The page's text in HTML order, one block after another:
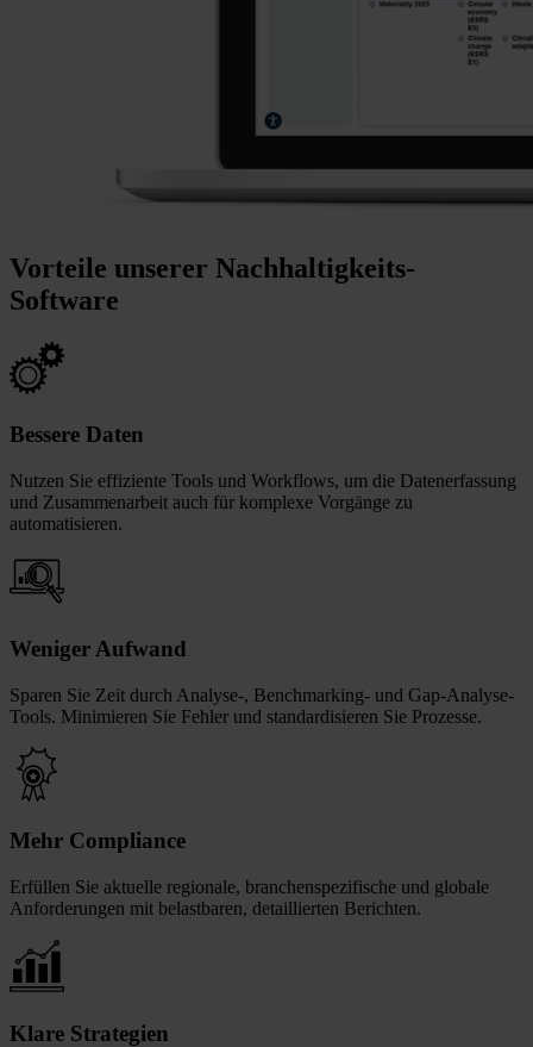
Vorteile unserer Nachhaltigkeits-
Software
Bessere Daten
Nutzen Sie effiziente Tools und Workflows, um die Datenerfassung
und Zusammenarbeit auch für komplexe Vorgänge zu
automatisieren.
Weniger Aufwand
Sparen Sie Zeit durch Analyse-, Benchmarking- und Gap-Analyse-
Tools. Minimieren Sie Fehler und standardisieren Sie Prozesse.
Mehr Compliance
Erfüllen Sie aktuelle regionale, branchenspezifische und globale
Anforderungen mit belastbaren, detaillierten Berichten.
Klare Strategien